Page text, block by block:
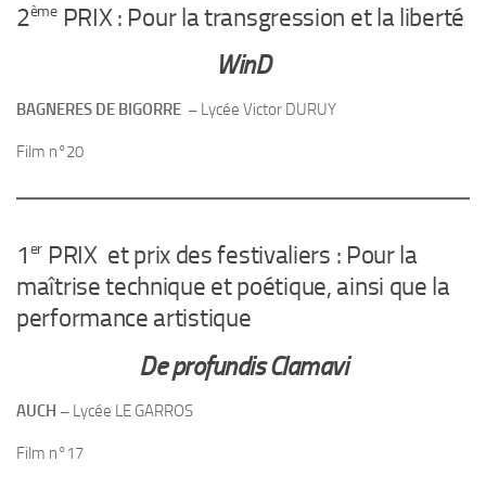
2èmePRIX : Pour la transgression et la liberté
WinD
BAGNERES DE BIGORRE – Lycée Victor DURUY
Film n°20
1 er PRIX et prix des festivaliers : Pour la
maîtrise technique et poétique, ainsi que la
performance artistique
De profundis Clamavi
AUCH – Lycée LE GARROS
Film n°17